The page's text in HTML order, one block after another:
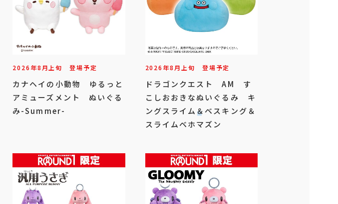
2026年8月上旬 登場予定
カナヘイの小動物 ゆるっと
アミューズメント ぬいぐる
み-Summer-
2026年8月上旬 登場予定
ドラゴンクエスト AM す
こしおおきなぬいぐるみ キ
ングスライム＆ベスキング＆
スライムベホマズン